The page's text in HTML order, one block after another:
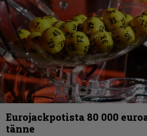
Eurojackpotista 80 000
tänne